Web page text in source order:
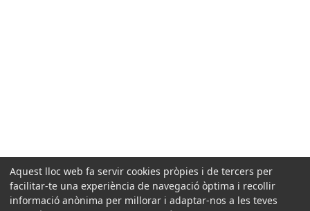
Aquest lloc web fa servir cookies pròpies i de tercers per
facilitar-te una experiència de navegació òptima i recollir
informació anònima per millorar i adaptar-nos a les teves